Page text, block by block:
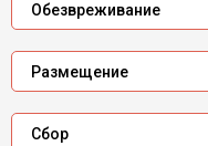
Обезвреживание
Размещение
Сбор